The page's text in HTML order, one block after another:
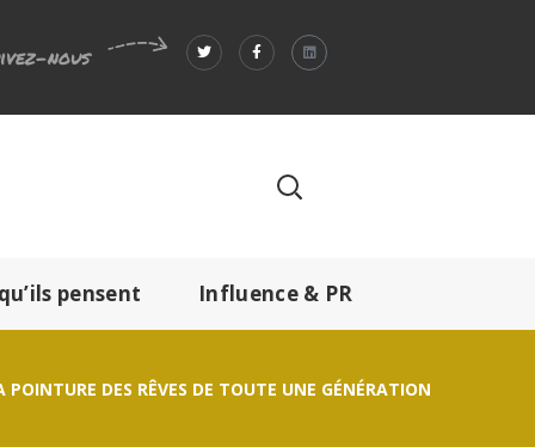
nous
pensent Influence & PR
DES RÊVES DE TOUTE UNE GÉNÉRATION